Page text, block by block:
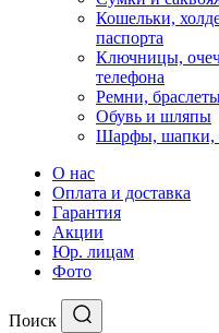
Кошельки,
паспорта
Ключницы,
телефона
Ремни,
Обувь и шляпы
Шарфы, шапки,
О нас
Оплата и доставка
Гарантия
Акции
Юр. лицам
Фото
Поиск